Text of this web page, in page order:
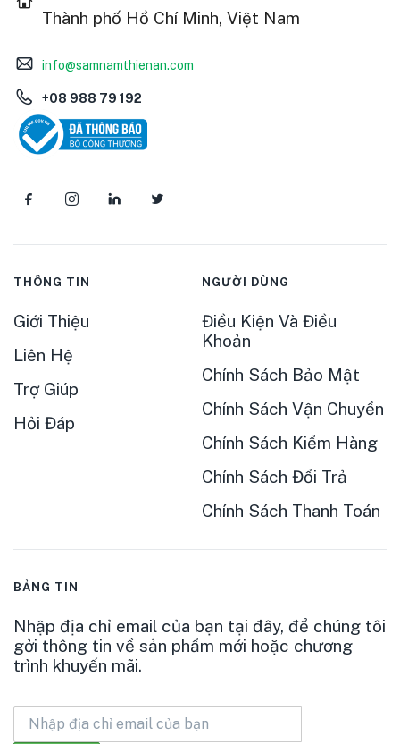
Thành phố Hồ Chí Minh, Việt Nam
info@samnamthienan.com
+08 988 79 192
THÔNG TIN
Giới Thiệu
Liên Hệ
Trợ Giúp
Hỏi Đáp
NGƯỜI DÙNG
Điều Kiện Và Điều
Khoản
Chính Sách Bảo Mật
Chính Sách Vận Chuyển
Chính Sách Kiểm Hàng
Chính Sách Đổi Trả
Chính Sách Thanh Toán
BẢNG TIN
Nhập địa chỉ email của bạn tại đây, để chúng tôi
gởi thông tin về sản phẩm mới hoặc chương
trình khuyến mãi.